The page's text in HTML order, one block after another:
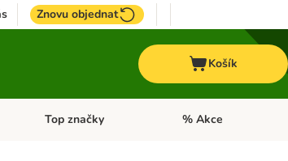
Znovu objednat
Košík
Otevřít menu: + VET Dieta
Top značky Otevřít menu: Top
% Akce